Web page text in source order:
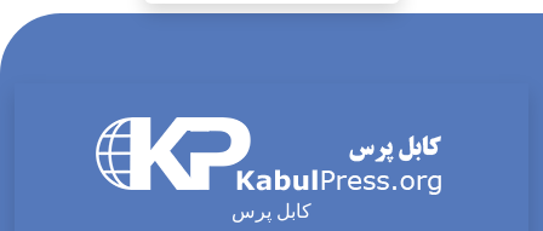
کابل پرس